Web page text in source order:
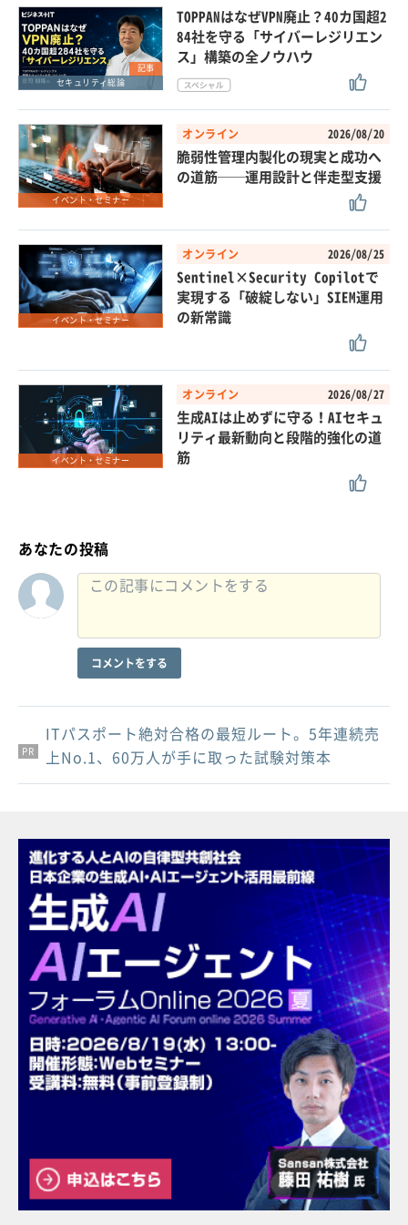
記事
セキュリティ総論
TOPPANはなぜVPN廃止？40カ国超2
84社を守る「サイバーレジリエン
ス」構築の全ノウハウ
イベント・セミナー
オンライン 2026/08/20
脆弱性管理内製化の現実と成功へ
の道筋──運用設計と伴走型支援
イベント・セミナー
オンライン 2026/08/25
Sentinel×Security Copilotで
実現する「破綻しない」SIEM運用
の新常識
イベント・セミナー
オンライン 2026/08/27
生成AIは止めずに守る！AIセキュ
リティ最新動向と段階的強化の道
筋
あなたの投稿
コメントをする
PR
PR
PR
ITパスポート絶対合格の最短ルート。5年連続売
上No.1、60万人が手に取った試験対策本